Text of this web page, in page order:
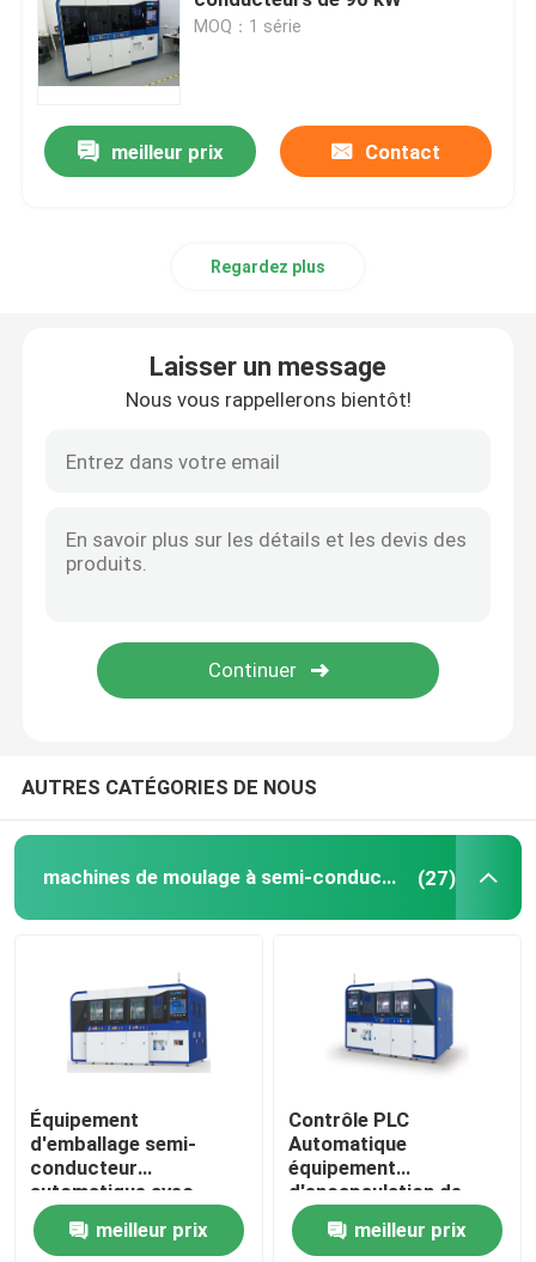
Moule MGP
Décapage des matrices de formage
Machine de tri des puces
MOQ：1 série
meilleur prix Contact
Regardez plus
Laisser un message
Nous vous rappellerons bientôt!
AUTRES CATÉGORIES DE NOUS
machines de moulage à semi-conducteurs (27)
Équipement
d'emballage semi-
conducteur
automatique avec
système de
refroidissement par
meilleur prix
Contrôle PLC
Automatique
équipement
d'encapsulation de
semi-conducteurs
meilleur prix